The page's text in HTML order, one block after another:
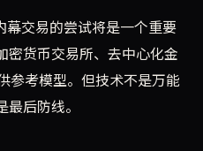
交易的尝试将是一个重要
密货币交易所、去中心化金
参考模型。但技术不是万能
后防线。